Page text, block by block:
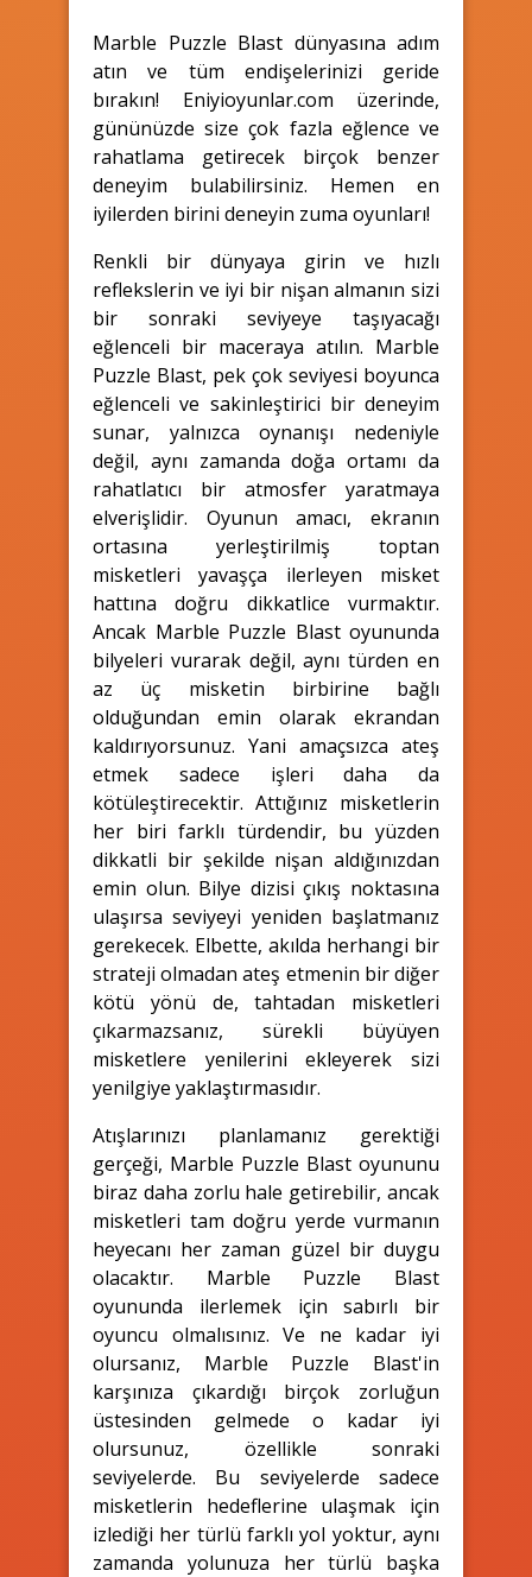
Marble Puzzle Blast dünyasına adım
atın ve tüm endişelerinizi geride
bırakın! Eniyioyunlar.com üzerinde,
gününüzde size çok fazla eğlence ve
rahatlama getirecek birçok benzer
deneyim bulabilirsiniz. Hemen en
iyilerden birini deneyin zuma oyunları!
Renkli bir dünyaya girin ve hızlı
reflekslerin ve iyi bir nişan almanın sizi
bir sonraki seviyeye taşıyacağı
eğlenceli bir maceraya atılın. Marble
Puzzle Blast, pek çok seviyesi boyunca
eğlenceli ve sakinleştirici bir deneyim
sunar, yalnızca oynanışı nedeniyle
değil, aynı zamanda doğa ortamı da
rahatlatıcı bir atmosfer yaratmaya
elverişlidir. Oyunun amacı, ekranın
ortasına yerleştirilmiş toptan
misketleri yavaşça ilerleyen misket
hattına doğru dikkatlice vurmaktır.
Ancak Marble Puzzle Blast oyununda
bilyeleri vurarak değil, aynı türden en
az üç misketin birbirine bağlı
olduğundan emin olarak ekrandan
kaldırıyorsunuz. Yani amaçsızca ateş
etmek sadece işleri daha da
kötüleştirecektir. Attığınız misketlerin
her biri farklı türdendir, bu yüzden
dikkatli bir şekilde nişan aldığınızdan
emin olun. Bilye dizisi çıkış noktasına
ulaşırsa seviyeyi yeniden başlatmanız
gerekecek. Elbette, akılda herhangi bir
strateji olmadan ateş etmenin bir diğer
kötü yönü de, tahtadan misketleri
çıkarmazsanız, sürekli büyüyen
misketlere yenilerini ekleyerek sizi
yenilgiye yaklaştırmasıdır.
Atışlarınızı planlamanız gerektiği
gerçeği, Marble Puzzle Blast oyununu
biraz daha zorlu hale getirebilir, ancak
misketleri tam doğru yerde vurmanın
heyecanı her zaman güzel bir duygu
olacaktır. Marble Puzzle Blast
oyununda ilerlemek için sabırlı bir
oyuncu olmalısınız. Ve ne kadar iyi
olursanız, Marble Puzzle Blast'in
karşınıza çıkardığı birçok zorluğun
üstesinden gelmede o kadar iyi
olursunuz, özellikle sonraki
seviyelerde. Bu seviyelerde sadece
misketlerin hedeflerine ulaşmak için
izlediği her türlü farklı yol yoktur, aynı
zamanda yolunuza her türlü başka